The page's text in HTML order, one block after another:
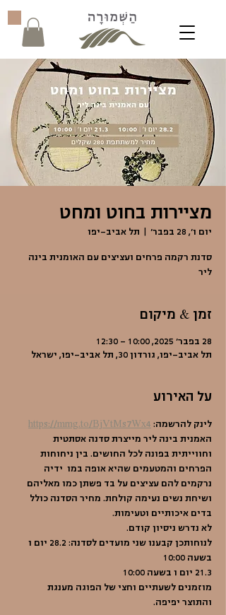
מציירות בחוט ומחט
יום ו׳, 28 בפבר׳ תל אביב-יפו
סדנת רקמה פרחים ועציצים עם האומנית בינה
ליר
זמן & מיקום
28 בפבר׳ 2025, 10:00 – 12:30
תל אביב-יפו, גורדון 30, תל אביב-יפו, ישראל
על האירוע
לינק להרשמה: https://mrng.to/BjVtMs7Wx4
האמנית בינה ליר מייצרת סדנה אסתטית
וחווייתית בפונה לכל החושים. בין ניחוחות
הפרחים והמטעמים שהיא אופה במו  ידיה
נרקמים להם עציצים על בד פשתן כמו מאליהם
ושיחת נשים נעימה קולחת. מחיר הסדנה כולל
בדים איכותיים וטעימות.
לא נדרש ניסיון קודם.
לנוחותכן קבענו שני מועדים לסדנה: 28.2 יום ו
בשעה 10:00
21.3 יום ו בשעה 10:00
מוזמנים לשעתיים וחצי של הפוגה מענגת
והתוצר יפיפה.